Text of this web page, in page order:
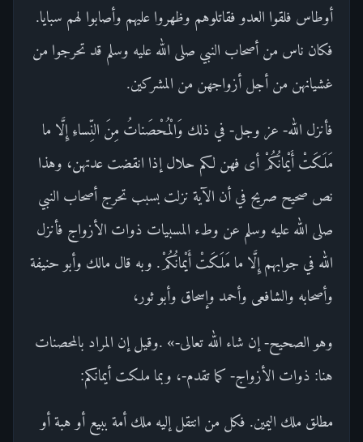
أوطاس فلقوا العدو فقاتلوهم وظهروا عليهم وأصابوا لهم سبايا.
فكان ناس من أصحاب النبي صلى الله عليه وسلم قد تحرجوا من
غشيانهن من أجل أزواجهن من المشركين.
فأنزل الله- عز وجل- في ذلك وَالْمُحْصَناتُ مِنَ النِّساءِ إِلَّا ما
مَلَكَتْ أَيْمانُكُمْ أى فهن لكم حلال إذا انقضت عدتهن، وهذا
نص صحيح صريح في أن الآية نزلت بسبب تحرج أصحاب النبي
صلى الله عليه وسلم عن وطء المسبيات ذوات الأزواج فأنزل
الله في جوابهم إِلَّا ما مَلَكَتْ أَيْمانُكُمْ. وبه قال مالك وأبو حنيفة
وأصحابه والشافعى وأحمد وإسحاق وأبو ثور،
وهو الصحيح- إن شاء الله تعالى-» .وقيل إن المراد بالمحصنات
هنا: ذوات الأزواج- كما تقدم-، وبما ملكت أيمانكم:
مطلق ملك اليمين. فكل من انتقل إليه ملك أمة ببيع أو هبة أو